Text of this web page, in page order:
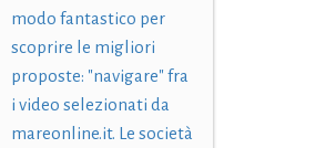
modo fantastico per
scoprire le migliori
proposte: "navigare" fra
i video selezionati da
mareonline.it. Le società